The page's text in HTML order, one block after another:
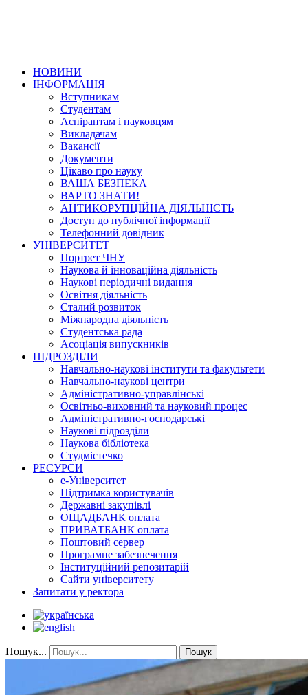
НОВИНИ
ІНФОРМАЦІЯ
Вступникам
Студентам
Аспірантам і науковцям
Викладачам
Вакансії
Документи
Цікаво про науку
ВАША БЕЗПЕКА
ВАРТО ЗНАТИ!
АНТИКОРУПЦІЙНА ДІЯЛЬНІСТЬ
Доступ до публічної інформації
Телефонний довідник
УНІВЕРСИТЕТ
Портрет ЧНУ
Наукова й інноваційна діяльність
Наукові періодичні видання
Освітня діяльність
Сталий розвиток
Міжнародна діяльність
Студентська рада
Асоціація випускників
ПІДРОЗДІЛИ
Навчально-наукові інститути та факультети
Навчально-наукові центри
Адміністративно-управлінські
Освітньо-виховний та науковий процес
Адміністративно-господарські
Наукові підрозділи
Наукова бібліотека
Студмістечко
РЕСУРСИ
е-Університет
Підтримка користувачів
Державні закупівлі
ОЩАДБАНК оплата
ПРИВАТБАНК оплата
Поштовий сервер
Програмне забезпечення
Інституційний репозитарій
Сайти університету
Запитати у ректора
Пошук... Пошук